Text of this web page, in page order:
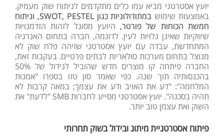
יועץ אסטרטגי מביא עמו כלים מתקדמים לניתוח שוק מעמיק.
באמצעות שימוש
במתודולוגיות כגון SWOT, PESTEL, וניתוח
חמשת הכוחות של פורטר, היועץ מסוגל לזהות הזדמנויות
שיווקיות שאינן גלויות לעין. לדוגמה, חברה בתחום האנרגיה
המתחדשת, עבדה עם יועץ אסטרטגי שזיהה פלח שוק לא
מנוצל בתחום מערכות סולאריות לבתים פרטיים. בעקבות זאת,
החברה פיתחה קו מוצרים חדש שהוביל לגידול של 50%
בהכנסותיה תוך שנה. כפי שאמר סון טזו בספרו "אמנות
המלחמה": "דע את האויב ודע את עצמך; במאה קרבות לא
תהיה בסכנה". יועץ אסטרטגי מסייע לחברות SMB "לדעת" את
השוק ואת עצמן טוב יותר.
פיתוח אסטרטגיית מיתוג ובידול בשוק תחרותי